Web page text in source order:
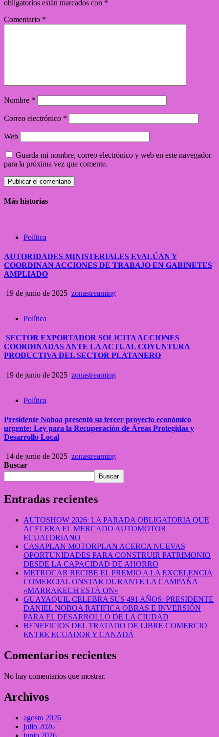
obligatorios están marcados con *
Comentario *
Nombre *
Correo electrónico *
Web
Guarda mi nombre, correo electrónico y web en este navegador
para la próxima vez que comente.
Más historias
Política
AUTORIDADES MINISTERIALES EVALÚAN Y
COORDINAN ACCIONES DE TRABAJO EN GABINETES
AMPLIADO
19 de junio de 2025 zonastreaming
Política
SECTOR EXPORTADOR SOLICITA ACCIONES
COORDINADAS ANTE LA ACTUAL COYUNTURA
PRODUCTIVA DEL SECTOR PLATANERO
19 de junio de 2025 zonastreaming
Política
Presidente Noboa presentó su tercer proyecto económico
urgente: Ley para la Recuperación de Áreas Protegidas y
Desarrollo Local
14 de junio de 2025 zonastreaming
Buscar
Buscar
Entradas recientes
AUTOSHOW 2026: LA PARADA OBLIGATORIA QUE
ACELERA EL MERCADO AUTOMOTOR
ECUATORIANO
CASAPLAN MOTORPLAN ACERCA NUEVAS
OPORTUNIDADES PARA CONSTRUIR PATRIMONIO
DESDE LA CAPACIDAD DE AHORRO
METROCAR RECIBE EL PREMIO A LA EXCELENCIA
COMERCIAL ONSTAR DURANTE LA CAMPAÑA
«MARRAKECH ESTÁ ON»
GUAYAQUIL CELEBRA SUS 491 AÑOS: PRESIDENTE
DANIEL NOBOA RATIFICA OBRAS E INVERSIÓN
PARA EL DESARROLLO DE LA CIUDAD
BENEFICIOS DEL TRATADO DE LIBRE COMERCIO
ENTRE ECUADOR Y CANADÁ
Comentarios recientes
No hay comentarios que mostrar.
Archivos
agosto 2026
julio 2026
junio 2026